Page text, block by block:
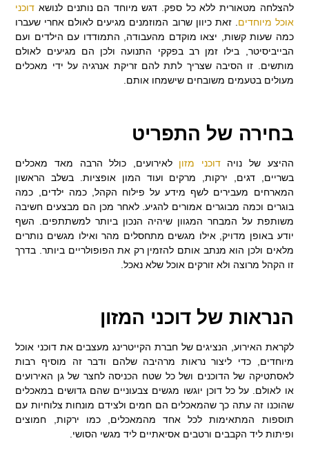
להצלחה מטאורית ללא כל ספק. דגש מיוחד הם נותנים לנושא דוכני
אוכל מיוחדים . זאת כיוון שרוב המוזמנים מגיעים לאולם אחרי שעברו
כמה שעות קשות, יצאו מוקדם מהעבודה, התמודדו עם הילדים ועם
הבייביסיטר, בילו זמן רב בפקקי התנועה ולכן הם מגיעים לאולם
מותשים. זו הסיבה שצריך לתת להם זריקת אנרגיה על ידי מאכלים
מעולים בטעמים משובחים שישמחו אותם.
בחירה של התפריט
ההיצע של נויהדוכני מזון לאירועים, כולל הרבה מאד מאכלים
בשריים, דגים, ירקות, מרקים ועוד המון אופציות. בשלב הראשון
המארחים מעבירים לשף מידע על פילוח הקהל, כמה ילדים, כמה
בוגרים וכמה מבוגרים אמורים להגיע. לאחר מכן הם מבצעים חשיבה
משותפת על המבחר המגוון שיהיה הנכון ביותר למשתתפים. השף
יודע באופן מדויק, אילו מגשים מתחסלים מהר ואילו מגשים נותרים
מלאים ולכן הוא מנתב אותם להזמין רק את הפופולריים ביותר. בדרך
זו הקהל מרוצה ולא זורקים אוכל שלא נאכל.
הנראות של דוכני המזון
לקראת האירוע, הנציגים של חברת הקייטרינג מעצבים את דוכני אוכל
מיוחדים, כדי ליצור נראות מרהיבה שלהם ודבר זה מוסיף רבות
לאסתטיקה של הדוכנים ושל כל שטח הכניסה לחצר של גן האירועים
או לאולם. על כל דוכן יוגשו מגשים צבעוניים שהם גדושים במאכלים
שהוכנו זה עתה כך שהמאכלים הם חמים ולצידם מונחות צלוחיות עם
תוספות המתאימות לכל אחד מהמאכלים, כמו ירקות, חמוצים
ופיתות ליד הקבבים ורטבים אסיאתיים ליד מגשי הסושי.